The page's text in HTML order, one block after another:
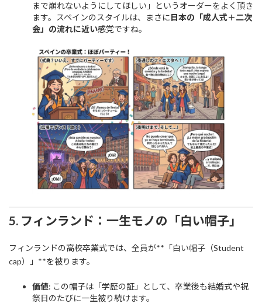
まで崩れないようにしてほしい」というオーダーをよく頂き
ます。スペインのスタイルは、まさに日本の「成人式＋二次
会」の流れに近い感覚ですね。
5. フィンランド：一生モノの「白い帽子」
フィンランドの高校卒業式では、全員が**「白い帽子（Student
cap）」**を被ります。
価値: この帽子は「学歴の証」として、卒業後も結婚式や祝
祭日のたびに一生被り続けます。